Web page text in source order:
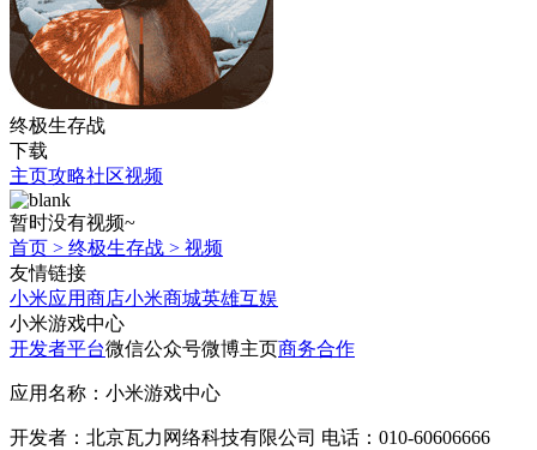
终极生存战
下载
主页攻略社区视频
暂时没有视频~
首页 > 终极生存战 > 视频
友情链接
小米应用商店小米商城英雄互娱
小米游戏中心
开发者平台微信公众号微博主页商务合作
应用名称：小米游戏中心
开发者：北京瓦力网络科技有限公司 电话：010-60606666